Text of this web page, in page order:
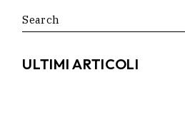
Search
for:
ULTIMI ARTICOLI